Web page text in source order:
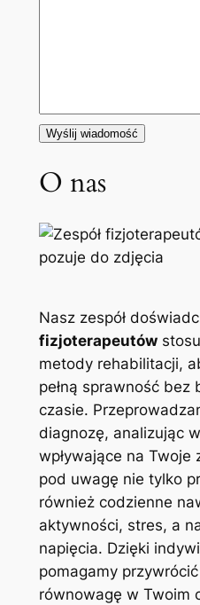
O nas
Nasz zespół
fizjoterapeutów
metody rehabilitacji,
pełną sprawność bez
czasie.
diagnozę, analizując
wpływające na Twoje
pod uwagę nie tylko
również codzienne
aktywności, stres, a
napięcia. Dzięki
pomagamy
równowagę w Twoim